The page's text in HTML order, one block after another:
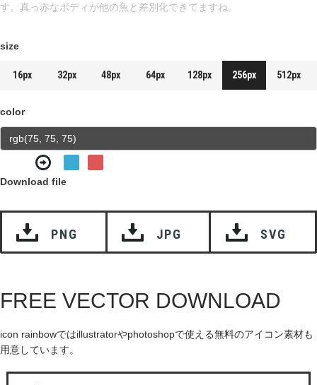
す。真っ赤なボディが他の魚と差別化できてますね。
size
16px 32px 48px 64px 128px 256px 512px
color
Download file
PNG JPG SVG
FREE VECTOR DOWNLOAD
icon rainbowではillustratorやphotoshopで使える無料のアイコン素材も
用意しています。